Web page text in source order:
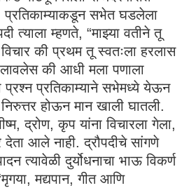
प्रतिकाम्याकडून सभेत घडलेला
त्याला म्हणते, “माझ्या वतीने तू
की प्रथम तू स्वतःला हरलास
की आधी मला पणाला
प्रश्न प्रतिकाम्याने सभेमध्ये येऊन
निरुत्तर होऊन मान खाली घातली.
द्रोण, कृप यांना विचारला गेला,
देता आले नाही. द्रौपदीचे सांगणे
त्यावेळी दुर्योधनाचा भाऊ विकर्ण
मद्यपान, गीत आणि